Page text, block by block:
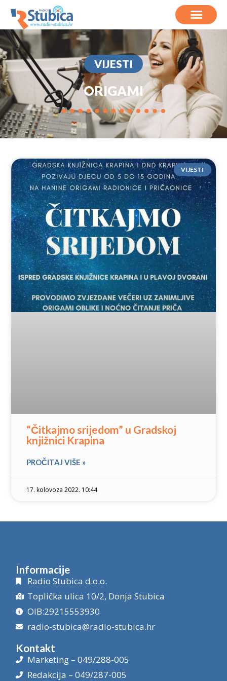
VIJESTI
ORIGAMI
VIJESTI
“Čitkajmo srijedom” u Gradskoj
knjižnici Krapina
PROČITAJ VIŠE »
17. kolovoza 2022. 10:44
Informacije
Radio Stubica d.o.o.
Toplička ulica 10/2, Donja Stubica
OIB:29215553930
radio-stubica@radio-stubica.hr
Kontakt
Marketing – 049/288-005
Redakcija – 049/287-005